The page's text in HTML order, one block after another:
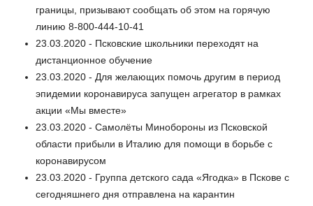
границы, призывают сообщать об этом на горячую
линию 8-800-444-10-41
23.03.2020 - Псковские школьники переходят на
дистанционное обучение
23.03.2020 - Для желающих помочь другим в период
эпидемии коронавируса запущен агрегатор в рамках
акции «Мы вместе»
23.03.2020 - Самолёты Минобороны из Псковской
области прибыли в Италию для помощи в борьбе с
коронавирусом
23.03.2020 - Группа детского сада «Ягодка» в Пскове с
сегодняшнего дня отправлена на карантин